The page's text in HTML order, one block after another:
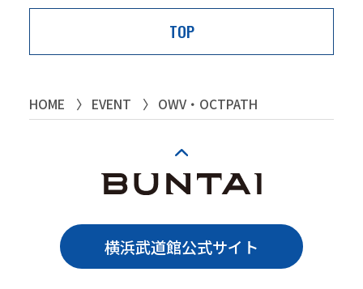
TOP
HOME EVENT OWV・OCTPATH
横浜武道館公式サイト